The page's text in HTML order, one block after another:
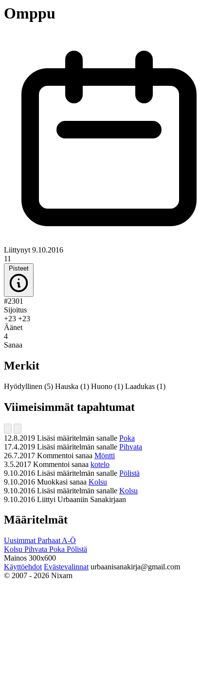
Omppu
Liittynyt 9.10.2016
11
Pisteet
#2301
Sijoitus
+23 +23
Äänet
4
Sanaa
Merkit
Hyödyllinen (5) Hauska (1) Huono (1) Laadukas (1)
Viimeisimmät tapahtumat
12.8.2019 Lisäsi määritelmän sanalle Poka
17.4.2019 Lisäsi määritelmän sanalle Pihvata
26.7.2017 Kommentoi sanaa Möntti
3.5.2017 Kommentoi sanaa kotelo
9.10.2016 Lisäsi määritelmän sanalle Pölistä
9.10.2016 Muokkasi sanaa Kolsu
9.10.2016 Lisäsi määritelmän sanalle Kolsu
9.10.2016 Liittyi Urbaaniin Sanakirjaan
Määritelmät
Uusimmat Parhaat A-Ö
Kolsu Pihvata Poka Pölistä
Mainos 300x600
Käyttöehdot Evästevalinnat urbaanisanakirja@gmail.com
© 2007 - 2026 Nixarn